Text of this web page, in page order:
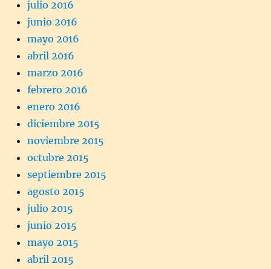
julio 2016
junio 2016
mayo 2016
abril 2016
marzo 2016
febrero 2016
enero 2016
diciembre 2015
noviembre 2015
octubre 2015
septiembre 2015
agosto 2015
julio 2015
junio 2015
mayo 2015
abril 2015